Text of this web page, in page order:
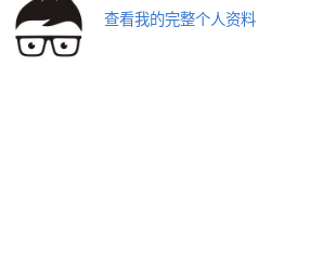
查看我的完整个人资料